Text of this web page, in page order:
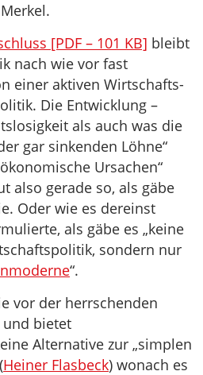
[PDF – 101 KB] bleibt
nach wie vor fast
einer aktiven Wirtschafts-
Die Entwicklung –
als auch was die
gar sinkenden Löhne“
Ursachen“
also gerade so, als gäbe
Oder wie es dereinst
als gäbe es „keine
sondern nur
“.
vor der herrschenden
und bietet
Alternative zur „simplen
Heiner Flasbeck) wonach es